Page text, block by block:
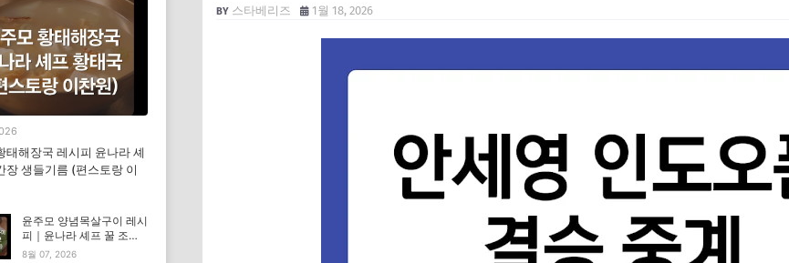
스타베리즈 1월 18, 2026
태해장국 레시피 윤나라 셰
장 생들기름 (편스토랑 이
윤주모 양념목살구이 레시
피｜윤나라 셰프 꿀 조선
간장 정보 (편스토랑 이찬
8월 07, 2026